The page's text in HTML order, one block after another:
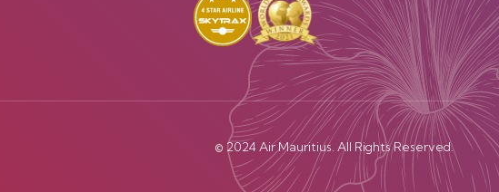
© 2024 Air Mauritius. All Rights Reserved.